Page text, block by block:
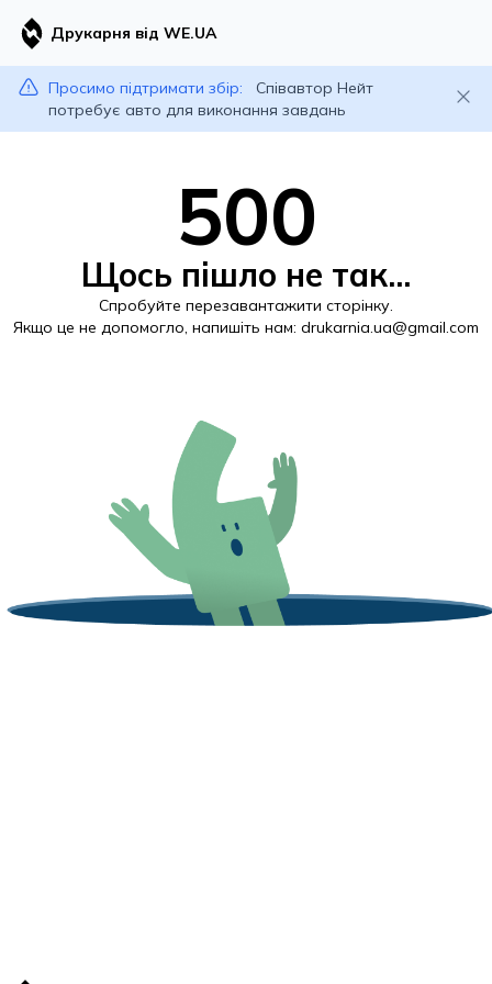
Друкарня від WE.UA
Просимо підтримати збір:
Співавтор Нейт
потребує авто для виконання завдань
500
Щось пішло не так...
Спробуйте перезавантажити сторінку.
Якщо це не допомогло, напишіть нам: drukarnia.ua@gmail.com